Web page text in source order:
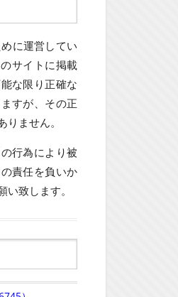
に運営してい
サイトに掲載
な限り正確な
すが、その正
ません。
行為により被
責任を負いか
致します。